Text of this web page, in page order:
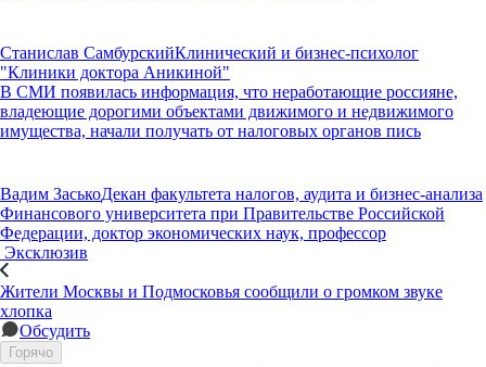
Станислав СамбурскийКлинический и бизнес-психолог
"Клиники доктора Аникиной"
В СМИ появилась информация, что неработающие россияне,
владеющие дорогими объектами движимого и недвижимого
имущества, начали получать от налоговых органов пись
Вадим ЗаськоДекан факультета налогов, аудита и бизнес-анализа
Финансового университета при Правительстве Российской
Федерации, доктор экономических наук, профессор
Эксклюзив
Жители Москвы и Подмосковья сообщили о громком звуке
хлопка
Обсудить
Горячо